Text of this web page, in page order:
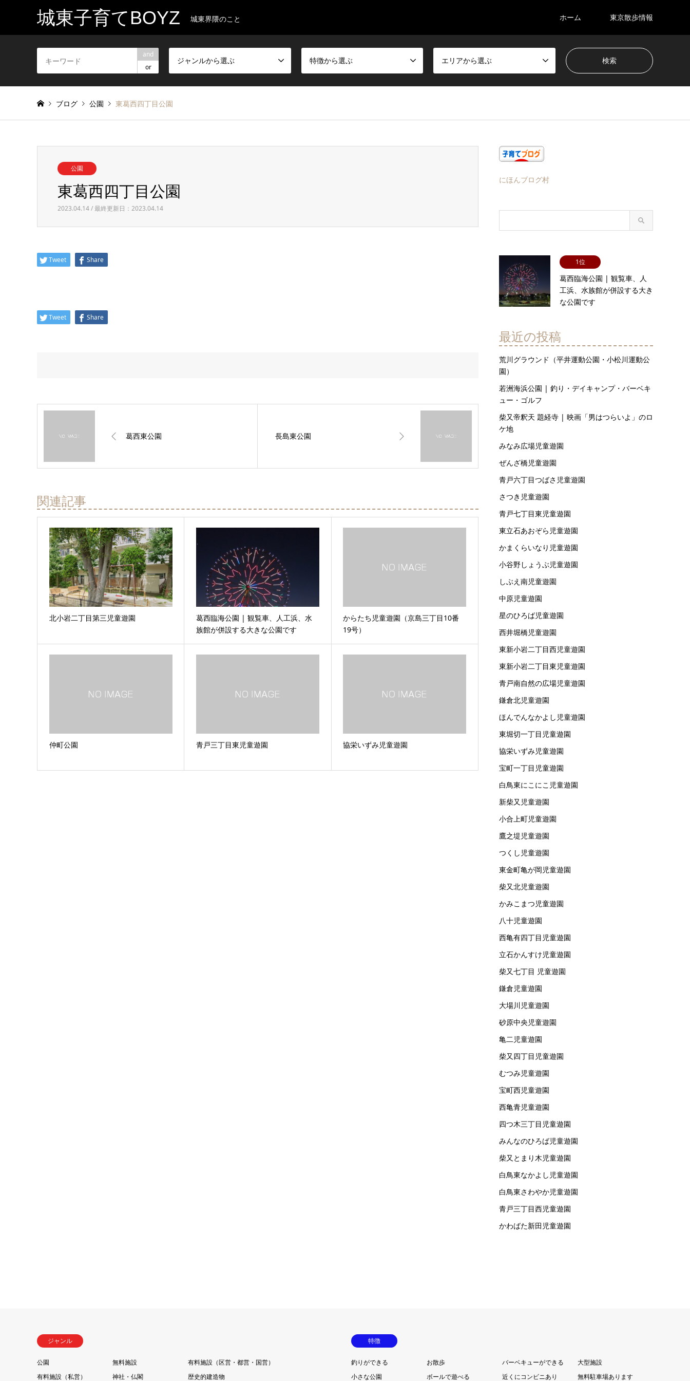
城東子育てBOYZ 城東界隈のこと ホーム 東京散歩情報
and
or
ジャンルから選ぶ 特徴から選ぶ エリアから選ぶ
ブログ 公園 東葛西四丁目公園
公園
東葛西四丁目公園
2023.04.14 / 最終更新日：2023.04.14
Tweet Share
Tweet Share
葛西東公園 長島東公園
関連記事
北小岩二丁目第三児童遊園
葛西臨海公園 | 観覧車、人工浜、水
族館が併設する大きな公園です
からたち児童遊園（京島三丁目10番
19号）
仲町公園 青戸三丁目東児童遊園 協栄いずみ児童遊園
にほんブログ村
1位
葛西臨海公園 | 観覧車、人
工浜、水族館が併設する大き
な公園です
最近の投稿
荒川グラウンド（平井運動公園・小松川運動公
園）
若洲海浜公園 | 釣り・デイキャンプ・バーベキ
ュー・ゴルフ
柴又帝釈天 題経寺 | 映画「男はつらいよ」のロ
ケ地
みなみ広場児童遊園
ぜんざ橋児童遊園
青戸六丁目つばさ児童遊園
さつき児童遊園
青戸七丁目東児童遊園
東立石あおぞら児童遊園
かまくらいなり児童遊園
小谷野しょうぶ児童遊園
しぶえ南児童遊園
中原児童遊園
星のひろば児童遊園
西井堀橋児童遊園
東新小岩二丁目西児童遊園
東新小岩二丁目東児童遊園
青戸南自然の広場児童遊園
鎌倉北児童遊園
ほんでんなかよし児童遊園
東堀切一丁目児童遊園
協栄いずみ児童遊園
宝町一丁目児童遊園
白鳥東にこにこ児童遊園
新柴又児童遊園
小合上町児童遊園
鷹之堤児童遊園
つくし児童遊園
東金町亀が岡児童遊園
柴又北児童遊園
かみこまつ児童遊園
八十児童遊園
西亀有四丁目児童遊園
立石かんすけ児童遊園
柴又七丁目 児童遊園
鎌倉児童遊園
大場川児童遊園
砂原中央児童遊園
亀二児童遊園
柴又四丁目児童遊園
むつみ児童遊園
宝町西児童遊園
西亀青児童遊園
四つ木三丁目児童遊園
みんなのひろば児童遊園
柴又とまり木児童遊園
白鳥東なかよし児童遊園
白鳥東さわやか児童遊園
青戸三丁目西児童遊園
かわばた新田児童遊園
ジャンル
公園 無料施設
有料施設（区営・都営・国営）
有料施設（私営）
神社・仏閣 歴史的建造物
特徴
釣りができる お散歩 バーベキューができる
大型施設
小さな公園
ボールで遊べる 近くにコンビニあり 無料駐車場あります